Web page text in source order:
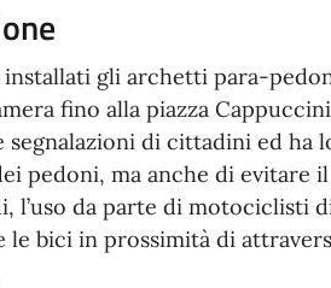
installati gli archetti para-
fino alla piazza
segnalazioni di cittadini ed ha
pedoni, ma anche di evitare
l’uso da parte di motociclisti
le bici in prossimità di